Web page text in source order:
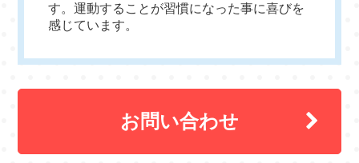
す。運動することが習慣になった事に喜びを
感じています。
お問い合わせ